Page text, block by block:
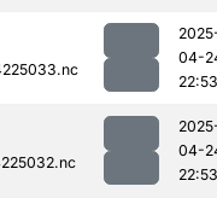
04-
22:53
04-
22:53